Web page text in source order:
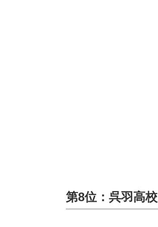
第8位：呉羽高校